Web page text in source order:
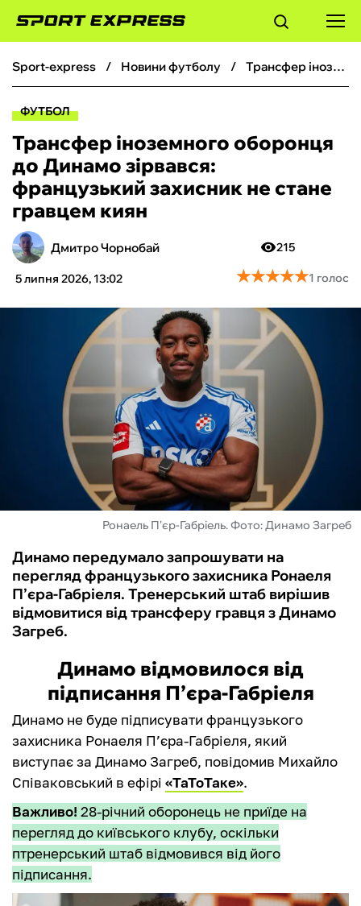
ФУТБОЛ
БОКС
ХОКЕЙ
ТЕНІС
КІБЕРСПОРТ
ФУТЗАЛ
БУКМЕКЕРИ
sport-express новини футболу Трансфер іноземного оборонця до Динамо зірвався: французький захисник не стане гравцем киян
ФУТБОЛ
Трансфер іноземного оборонця
до Динамо зірвався:
французький захисник не стане
гравцем киян
Дмитро Чорнобай
5 липня 2026, 13:02
215
★★★★★
★★★★★1 голос
Ронаель П'єр-Габріель. Фото: Динамо Загреб
Динамо передумало запрошувати на
перегляд французького захисника Ронаеля
П’єра-Габріеля. Тренерський штаб вирішив
відмовитися від трансферу гравця з Динамо
Загреб.
Динамо відмовилося від
підписання П’єра-Габріеля
Динамо не буде підписувати французького
захисника Ронаеля П’єра-Габріеля, який
виступає за Динамо Загреб, повідомив Михайло
Співаковський в ефірі «ТаТоТаке».
Важливо! 28-річний оборонець не приїде на
перегляд до київського клубу, оскільки
птренерський штаб відмовився від його
підписання.